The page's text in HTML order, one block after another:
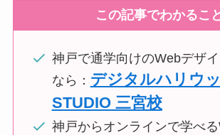
この記事でわかるこ
神戸で通学向けのWebデザ
なら： デジタルハリウ
STUDIO 三宮校
神戸からオンラインで学べ